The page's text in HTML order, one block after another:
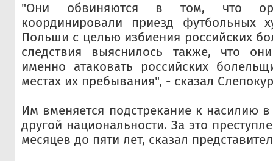
"Они обвиняются в том, что
координировали приезд футбольных
Польши с целью избиения российских
следствия выяснилось также, что
именно атаковать российских
местах их пребывания", - сказал
Им вменяется подстрекание к насилию
другой национальности. За это
месяцев до пяти лет, сказал